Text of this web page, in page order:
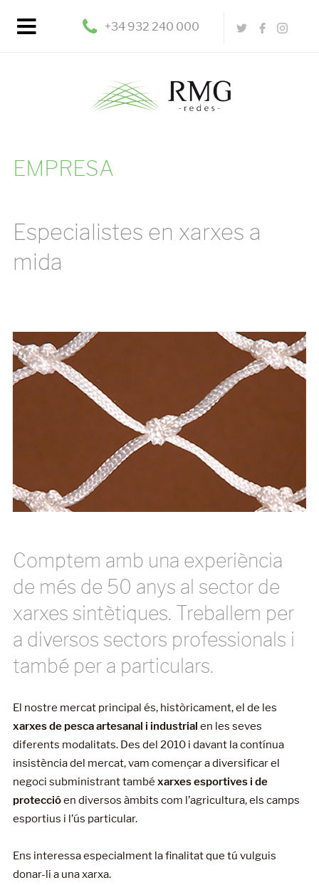
+34 932 240 000
EMPRESA
Especialistes en xarxes a
mida
Comptem amb una experiència
de més de 50 anys al sector de
xarxes sintètiques. Treballem per
a diversos sectors professionals i
també per a particulars.
El nostre mercat principal és, històricament, el de les
xarxes de pesca artesanal i industrial en les seves
diferents modalitats. Des del 2010 i davant la contínua
insistència del mercat, vam començar a diversificar el
negoci subministrant també xarxes esportives i de
proteccióen diversos àmbits com l’agricultura, els camps
esportius i l’ús particular.
Ens interessa especialment la finalitat que tú vulguis
donar-li a una xarxa.